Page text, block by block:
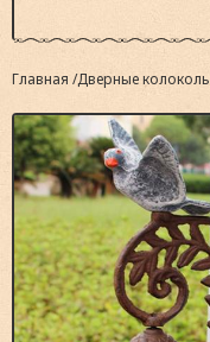
Главная Дверные